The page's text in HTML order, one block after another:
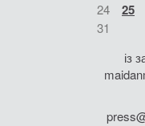
24
25
31
із